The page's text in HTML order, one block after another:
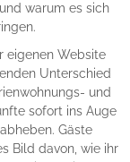
warum es sich
eigenen Website
Unterschied
und
sofort ins Auge
Gäste
Bild davon, wie ihr